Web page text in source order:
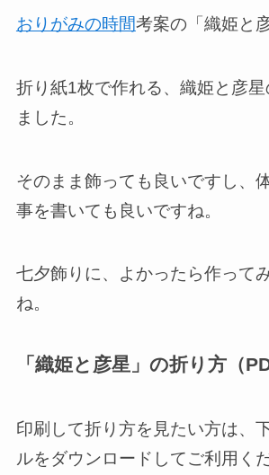
おりがみの時間考案の「織姫と
折り紙1枚で作れる、織姫と彦星
ました。
そのまま飾っても良いですし、
事を書いても良いですね。
七夕飾りに、よかったら作って
ね。
「織姫と彦星」の折り方（
印刷して折り方を見たい方は、
ルをダウンロードしてご利用く